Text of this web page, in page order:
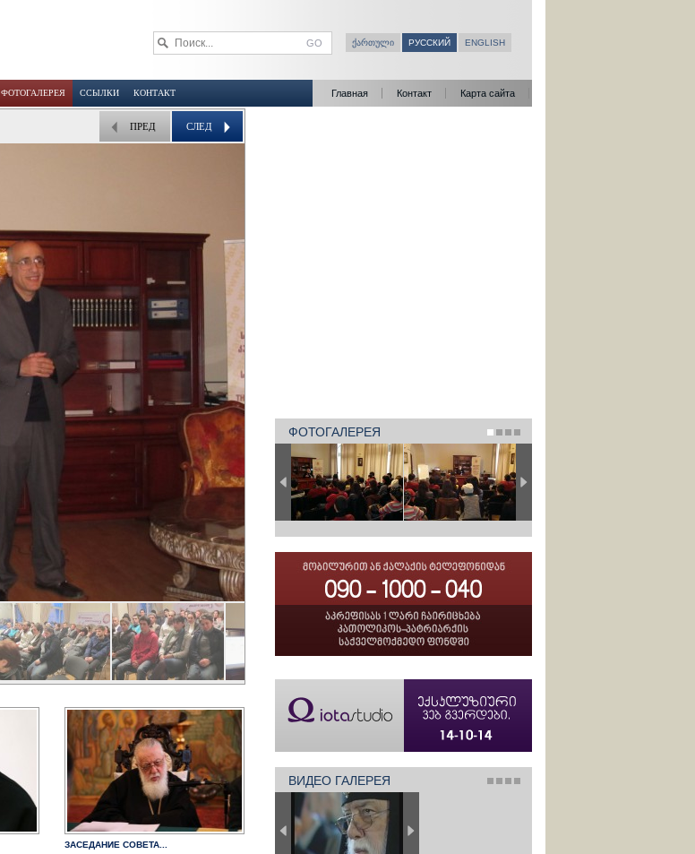
ᲥᲐᲠᲗᲣᲚᲘ РУССКИЙ ENGLISH
ФОТОГАЛЕРЕЯ ССЫЛКИ КОНТАКТ Главная Контакт Карта сайта
ПРЕД СЛЕД
ЗАСЕДАНИЕ СОВЕТА...
ФОТОГАЛЕРЕЯ
ВИДЕО ГАЛЕРЕЯ